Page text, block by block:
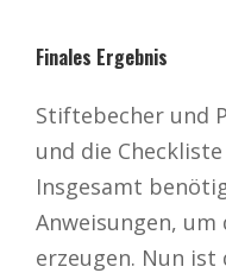
Finales Ergebnis
Stiftebecher und
und die
Insgesamt
Anweisungen, um
erzeugen. Nun ist